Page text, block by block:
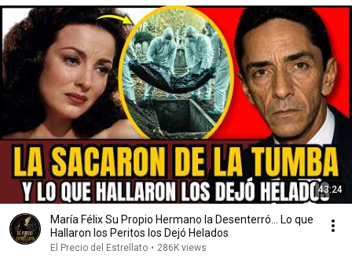
43:24
María Félix Su Propio Hermano la Desenterró... Lo que
Hallaron los Peritos los Dejó Helados
El Precio del Estrellato • 286K views